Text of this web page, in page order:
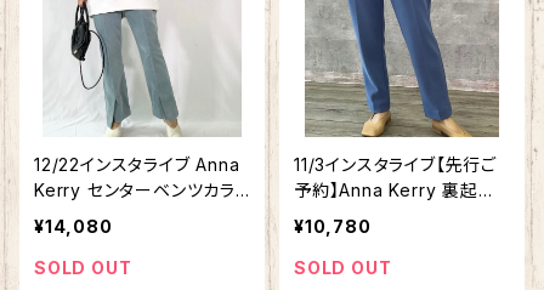
12/22インスタライブ Anna
Kerry センターベンツカラ
ーコーデュロイパンツ 2721
4605
¥14,080
SOLD OUT
11/3インスタライブ【先行ご
予約】Anna Kerry 裏起毛
スリムテーパードパンツ 56
214615
¥10,780
SOLD OUT